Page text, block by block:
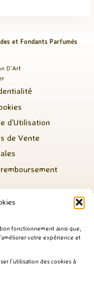
fonctionnement ainsi que,
votre expérience et
l’utilisation des cookies à
et Fondants Parfumés
D'Art
d’Utilisation
de Vente
/ Paiement